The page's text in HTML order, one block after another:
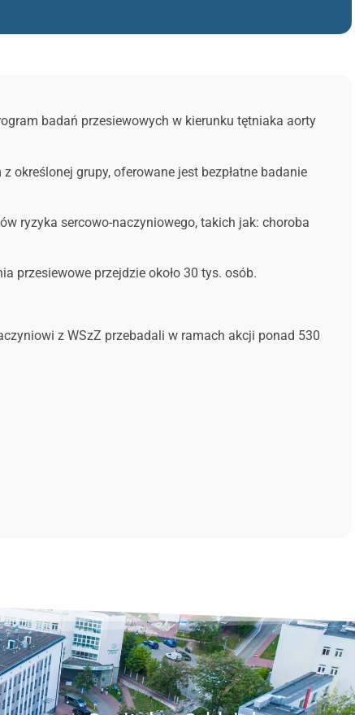
badań przesiewowych w kierunku tętniaka aorty
określonej grupy, oferowane jest bezpłatne badanie
ryzyka sercowo-naczyniowego, takich jak: choroba
przesiewowe przejdzie około 30 tys. osób.
z WSzZ przebadali w ramach akcji ponad 530